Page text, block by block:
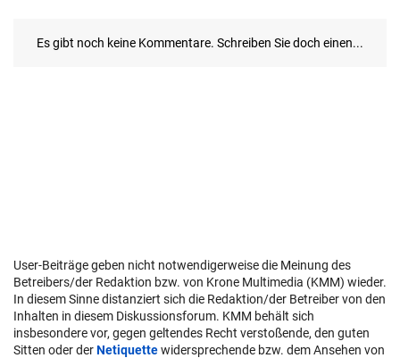
User-Beiträge geben nicht notwendigerweise die Meinung des
Betreibers/der Redaktion bzw. von Krone Multimedia (KMM) wieder.
In diesem Sinne distanziert sich die Redaktion/der Betreiber von den
Inhalten in diesem Diskussionsforum. KMM behält sich
insbesondere vor, gegen geltendes Recht verstoßende, den guten
Sitten oder derNetiquettewidersprechende bzw. dem Ansehen von